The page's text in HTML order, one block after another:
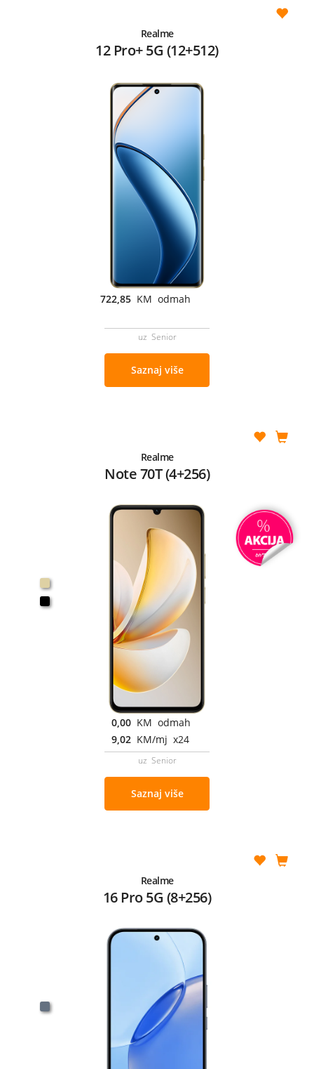
Realme
12 Pro+ 5G (12+512)
722,85 KM odmah
uz Senior
Saznaj više
Realme
Note 70T (4+256)
0,00 KM odmah
9,02 KM/mj x24
uz Senior
Saznaj više
Realme
16 Pro 5G (8+256)